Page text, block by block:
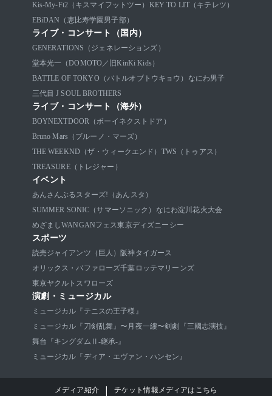
Kis-My-Ft2（キスマイフットツー） KEY TO LIT（キテレツ）
EBiDAN（恵比寿学園男子部）
ライブ・コンサート（国内）
GENERATIONS（ジェネレーションズ）
堂本光一（DOMOTO／旧KinKi Kids）
BATTLE OF TOKYO（バトルオブトウキョウ）
なにわ男子
三代目 J SOUL BROTHERS
ライブ・コンサート（海外）
BOYNEXTDOOR（ボーイネクストドア）
Bruno Mars（ブルーノ・マーズ）
THE WEEKND（ザ・ウィークエンド） TWS（トゥアス）
TREASURE（トレジャー）
イベント
あんさんぶるスターズ!（あんスタ）
SUMMER SONIC（サマーソニック） なにわ淀川花火大会
めざましWANGANフェス東京ディズニーシー
スポーツ
読売ジャイアンツ（巨人）
阪神タイガース
オリックス・バファローズ千葉ロッテマリーンズ
東京ヤクルトスワローズ
演劇・ミュージカル
ミュージカル『テニスの王子様』
ミュージカル『刀剣乱舞』〜月夜一縷〜剣劇『三國志演技』
舞台『キングダムⅡ-継承-』
ミュージカル『ディア・エヴァン・ハンセン』
メディア紹介 | チケット情報メディアはこちら